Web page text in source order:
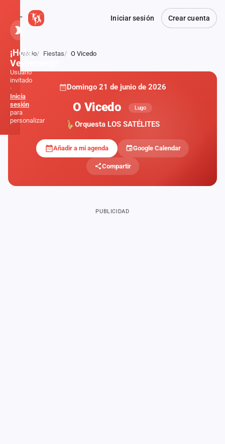
Iniciar sesión Crear cuenta
Atrás
Inicio Fiestas O Vicedo
Domingo 21 de junio de 2026
O Vicedo Lugo
Orquesta LOS SATÉLITES
Añadir a mi agenda Google Calendar
Compartir
PUBLICIDAD
¡Hola,
Verbener@!
Usuario
invitado
·
Inicia
sesión
para
personalizar